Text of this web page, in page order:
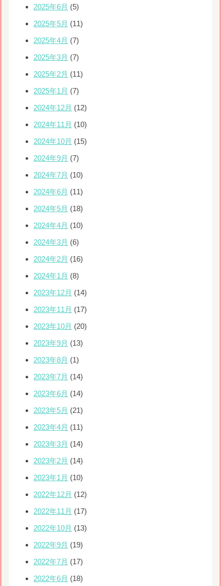
2025年6月 (5)
2025年5月 (11)
2025年4月 (7)
2025年3月 (7)
2025年2月 (11)
2025年1月 (7)
2024年12月 (12)
2024年11月 (10)
2024年10月 (15)
2024年9月 (7)
2024年7月 (10)
2024年6月 (11)
2024年5月 (18)
2024年4月 (10)
2024年3月 (6)
2024年2月 (16)
2024年1月 (8)
2023年12月 (14)
2023年11月 (17)
2023年10月 (20)
2023年9月 (13)
2023年8月 (1)
2023年7月 (14)
2023年6月 (14)
2023年5月 (21)
2023年4月 (11)
2023年3月 (14)
2023年2月 (14)
2023年1月 (10)
2022年12月 (12)
2022年11月 (17)
2022年10月 (13)
2022年9月 (19)
2022年7月 (17)
2022年6月 (18)